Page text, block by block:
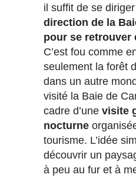
il suffit de se
direction de la
pour se retrouver
C’est fou comme
seulement la forêt
dans un autre
visité la Baie de
cadre d’une visite
nocturne
tourisme. L’idée
découvrir un
à peu au fur et à